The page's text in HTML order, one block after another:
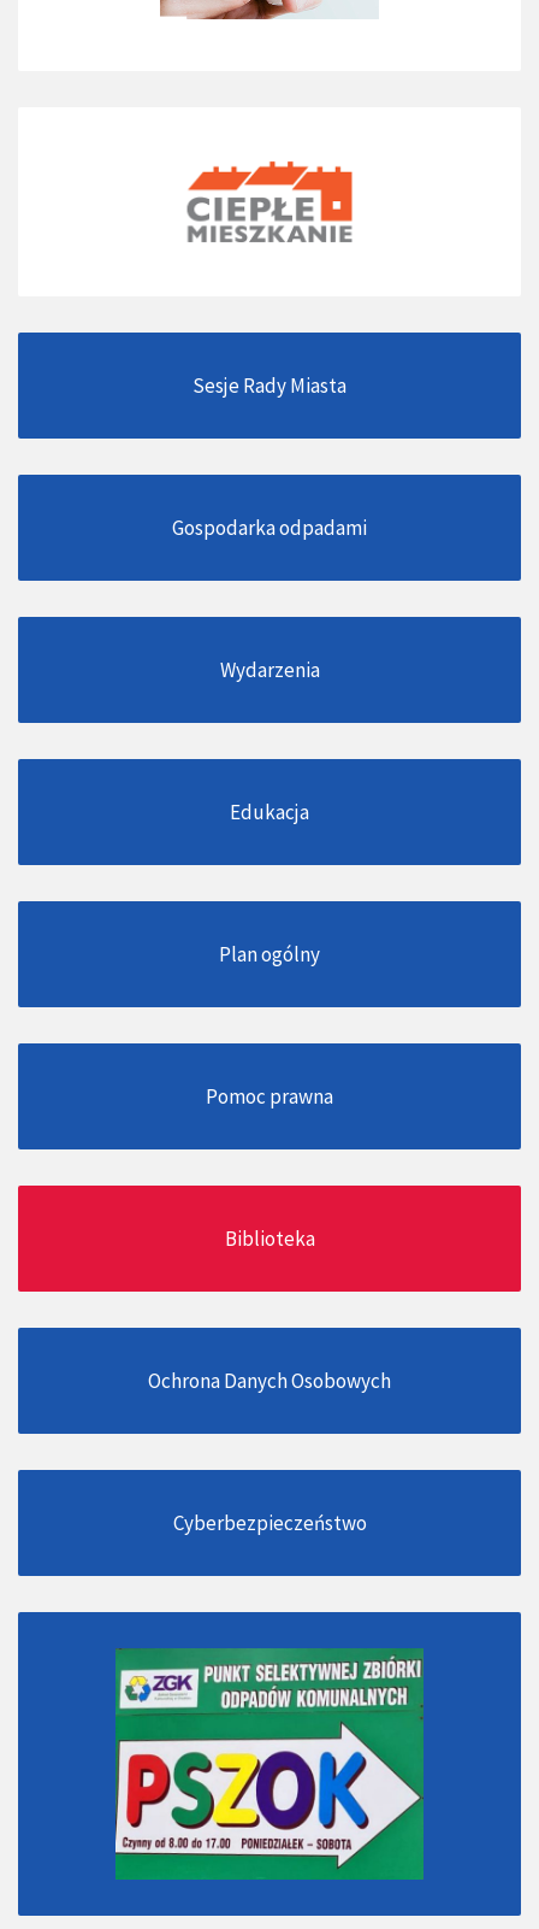
Sesje Rady Miasta
Gospodarka odpadami
Wydarzenia
Edukacja
Plan ogólny
Pomoc prawna
Biblioteka
Ochrona Danych Osobowych
Cyberbezpieczeństwo